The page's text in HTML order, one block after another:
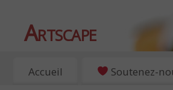
Artscape
EXPOSITIONS, ART ET
Accueil Soutenez-